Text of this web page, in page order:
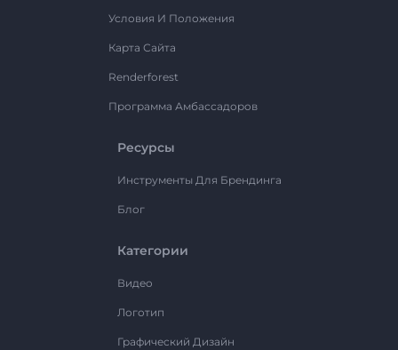
Условия И Положения
Карта Сайта
Renderforest
Программа Амбассадоров
Ресурсы
Инструменты Для Брендинга
Блог
Категории
Видео
Логотип
Графический Дизайн